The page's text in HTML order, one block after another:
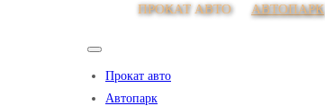
Прокат авто
Автопарк
ПРОКАТ АВТО АВТОПАРК